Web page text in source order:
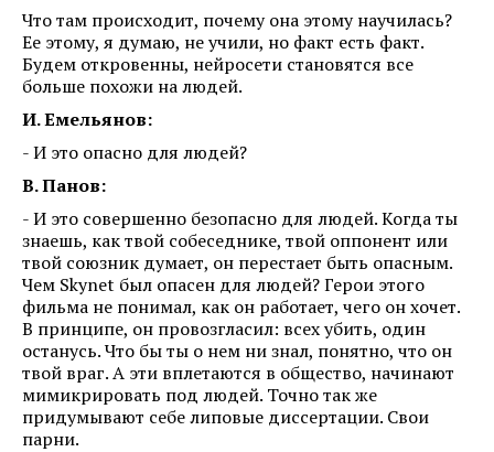
Что там происходит, почему она этому научилась?
Ее этому, я думаю, не учили, но факт есть факт.
Будем откровенны, нейросети становятся все
больше похожи на людей.
И. Емельянов:
- И это опасно для людей?
В. Панов:
- И это совершенно безопасно для людей. Когда ты
знаешь, как твой собеседнике, твой оппонент или
твой союзник думает, он перестает быть опасным.
Чем Skynet был опасен для людей? Герои этого
фильма не понимал, как он работает, чего он хочет.
В принципе, он провозгласил: всех убить, один
останусь. Что бы ты о нем ни знал, понятно, что он
твой враг. А эти вплетаются в общество, начинают
мимикрировать под людей. Точно так же
придумывают себе липовые диссертации. Свои
парни.